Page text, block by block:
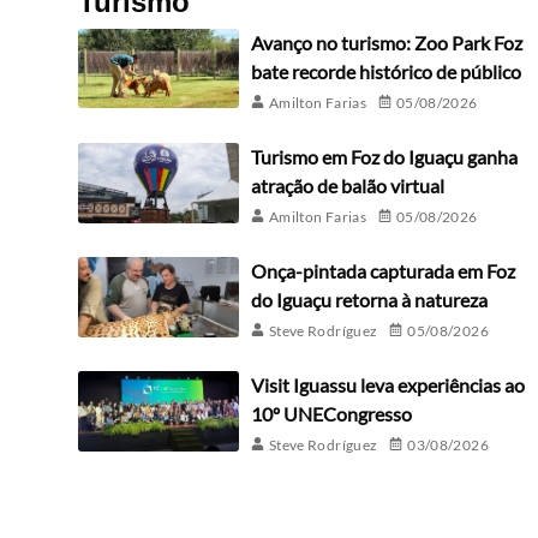
Avanço no turismo: Zoo Park Foz
bate recorde histórico de público
Amilton Farias 05/08/2026
Turismo em Foz do Iguaçu ganha
atração de balão virtual
Amilton Farias 05/08/2026
Onça-pintada capturada em Foz
do Iguaçu retorna à natureza
Steve Rodríguez 05/08/2026
Visit Iguassu leva experiências ao
10º UNECongresso
Steve Rodríguez 03/08/2026